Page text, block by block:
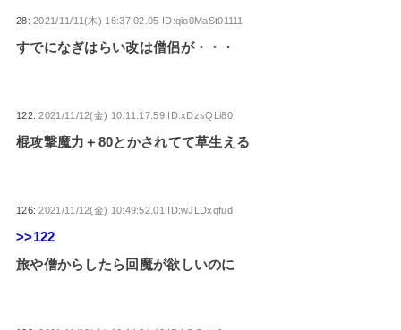
28:2021/11/11(木) 16:37:02.05 ID:qio0MaSt01111
すでになぎはらい改は僧侶が・・・
122:2021/11/12(金) 10:11:17.59 ID:xDzsQLi80
棍攻撃魔力＋80とかされてて草生える
126:2021/11/12(金) 10:49:52.01 ID:wJLDxqfud
>>122
旅や僧からしたら回魔が欲しいのに